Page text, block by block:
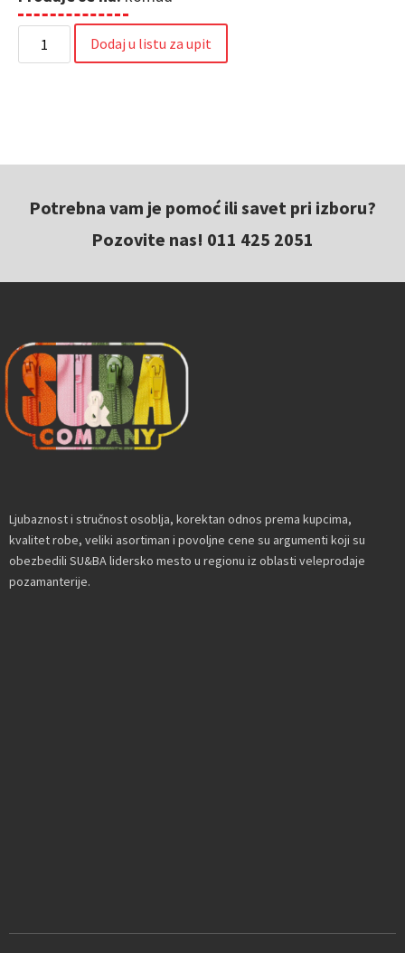
Dodaj u listu za upit
Potrebna vam je pomoć ili savet pri izboru?
Pozovite nas! 011 425 2051
Ljubaznost i stručnost osoblja, korektan odnos prema kupcima,
kvalitet robe, veliki asortiman i povoljne cene su argumenti koji su
obezbedili SU&BA lidersko mesto u regionu iz oblasti veleprodaje
pozamanterije.